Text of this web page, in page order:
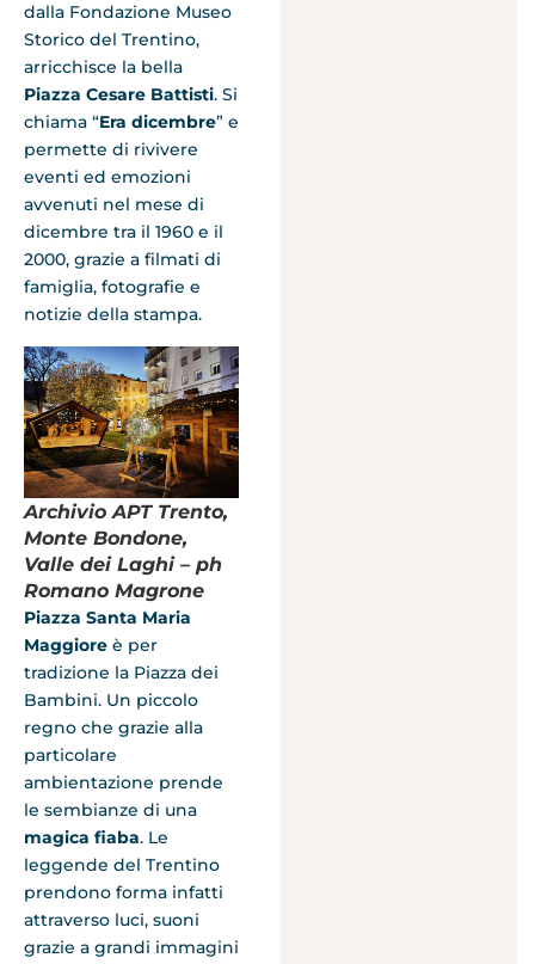
dalla Fondazione Museo
Storico del Trentino,
arricchisce la bella
Piazza Cesare Battisti. Si
chiama “Era dicembre” e
permette di rivivere
eventi ed emozioni
avvenuti nel mese di
dicembre tra il 1960 e il
2000, grazie a filmati di
famiglia, fotografie e
notizie della stampa.
Archivio APT Trento,
Monte Bondone,
Valle dei Laghi – ph
Romano Magrone
Piazza Santa Maria
Maggiore è per
tradizione la Piazza dei
Bambini. Un piccolo
regno che grazie alla
particolare
ambientazione prende
le sembianze di una
magica fiaba. Le
leggende del Trentino
prendono forma infatti
attraverso luci, suoni
grazie a grandi immagini